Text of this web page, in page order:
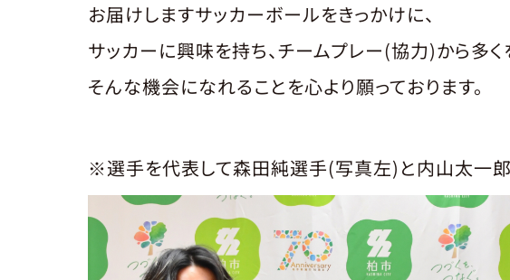
お届けしますサッカーボールをきっかけに、
サッカーに興味を持ち、チームプレー(協力)から多く
そんな機会になれることを心より願っております。
※選手を代表して森田純選手(写真左)と内山太一